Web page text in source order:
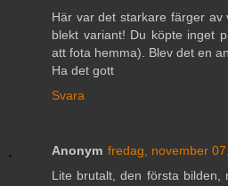
Här var det starkare färger
blekt variant! Du köpte inget
att fota hemma). Blev det en
Ha det gott
Svara
Anonym fredag, november
Lite brutalt, den första bilden,